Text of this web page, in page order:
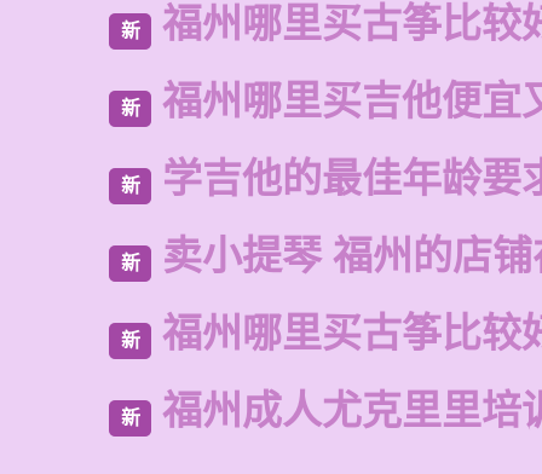
新 福州哪里买古筝比较
新 福州哪里买吉他便宜
新 学吉他的最佳年龄要
新 卖小提琴 福州的店
新 福州哪里买古筝比较
新 福州成人尤克里里培